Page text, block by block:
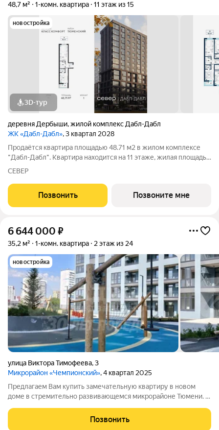
48,7 м²
1-комн. квартира 11 этаж из 15
новостройка
3D-тур
деревня Дербыши,жилой комплекс Дабл-Дабл
ЖК «Дабл-Дабл», 3 квартал 2028
Продаётся квартира площадью 48.71 м2 в жилом комплексе
"Дабл-Дабл". Квартира находится на 11 этаже, жилая площадь
квартиры 11.87 м2, площадь просторной кухни 18.17 м2. Среди
на одну сторону, 1
СЕВЕР
Позвонить Позвоните мне
6 644 000 ₽
35,2 м² 1-комн. квартира 2 этаж из 24
новостройка
улица Виктора Тимофеева,3
Микрорайон «Чемпионский», 4 квартал 2025
Предлагаем Вам купить замечательную квартиру в новом
доме в стремительно развивающемся микрорайоне Тюмени. В
общеобразовательная школа №38 , что гарантирует детям
спокойный и короткий маршрут до учебы, Тюменский
Позвонить